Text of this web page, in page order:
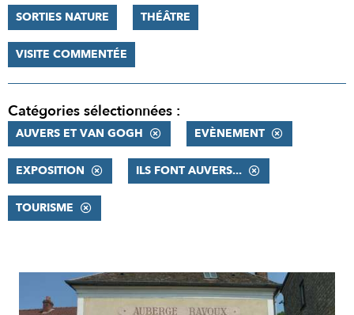
SORTIES NATURE THÉÂTRE
VISITE COMMENTÉE
Catégories sélectionnées :
AUVERS ET VAN GOGH EVÈNEMENT
EXPOSITION ILS FONT AUVERS...
TOURISME
RÉSULTATS